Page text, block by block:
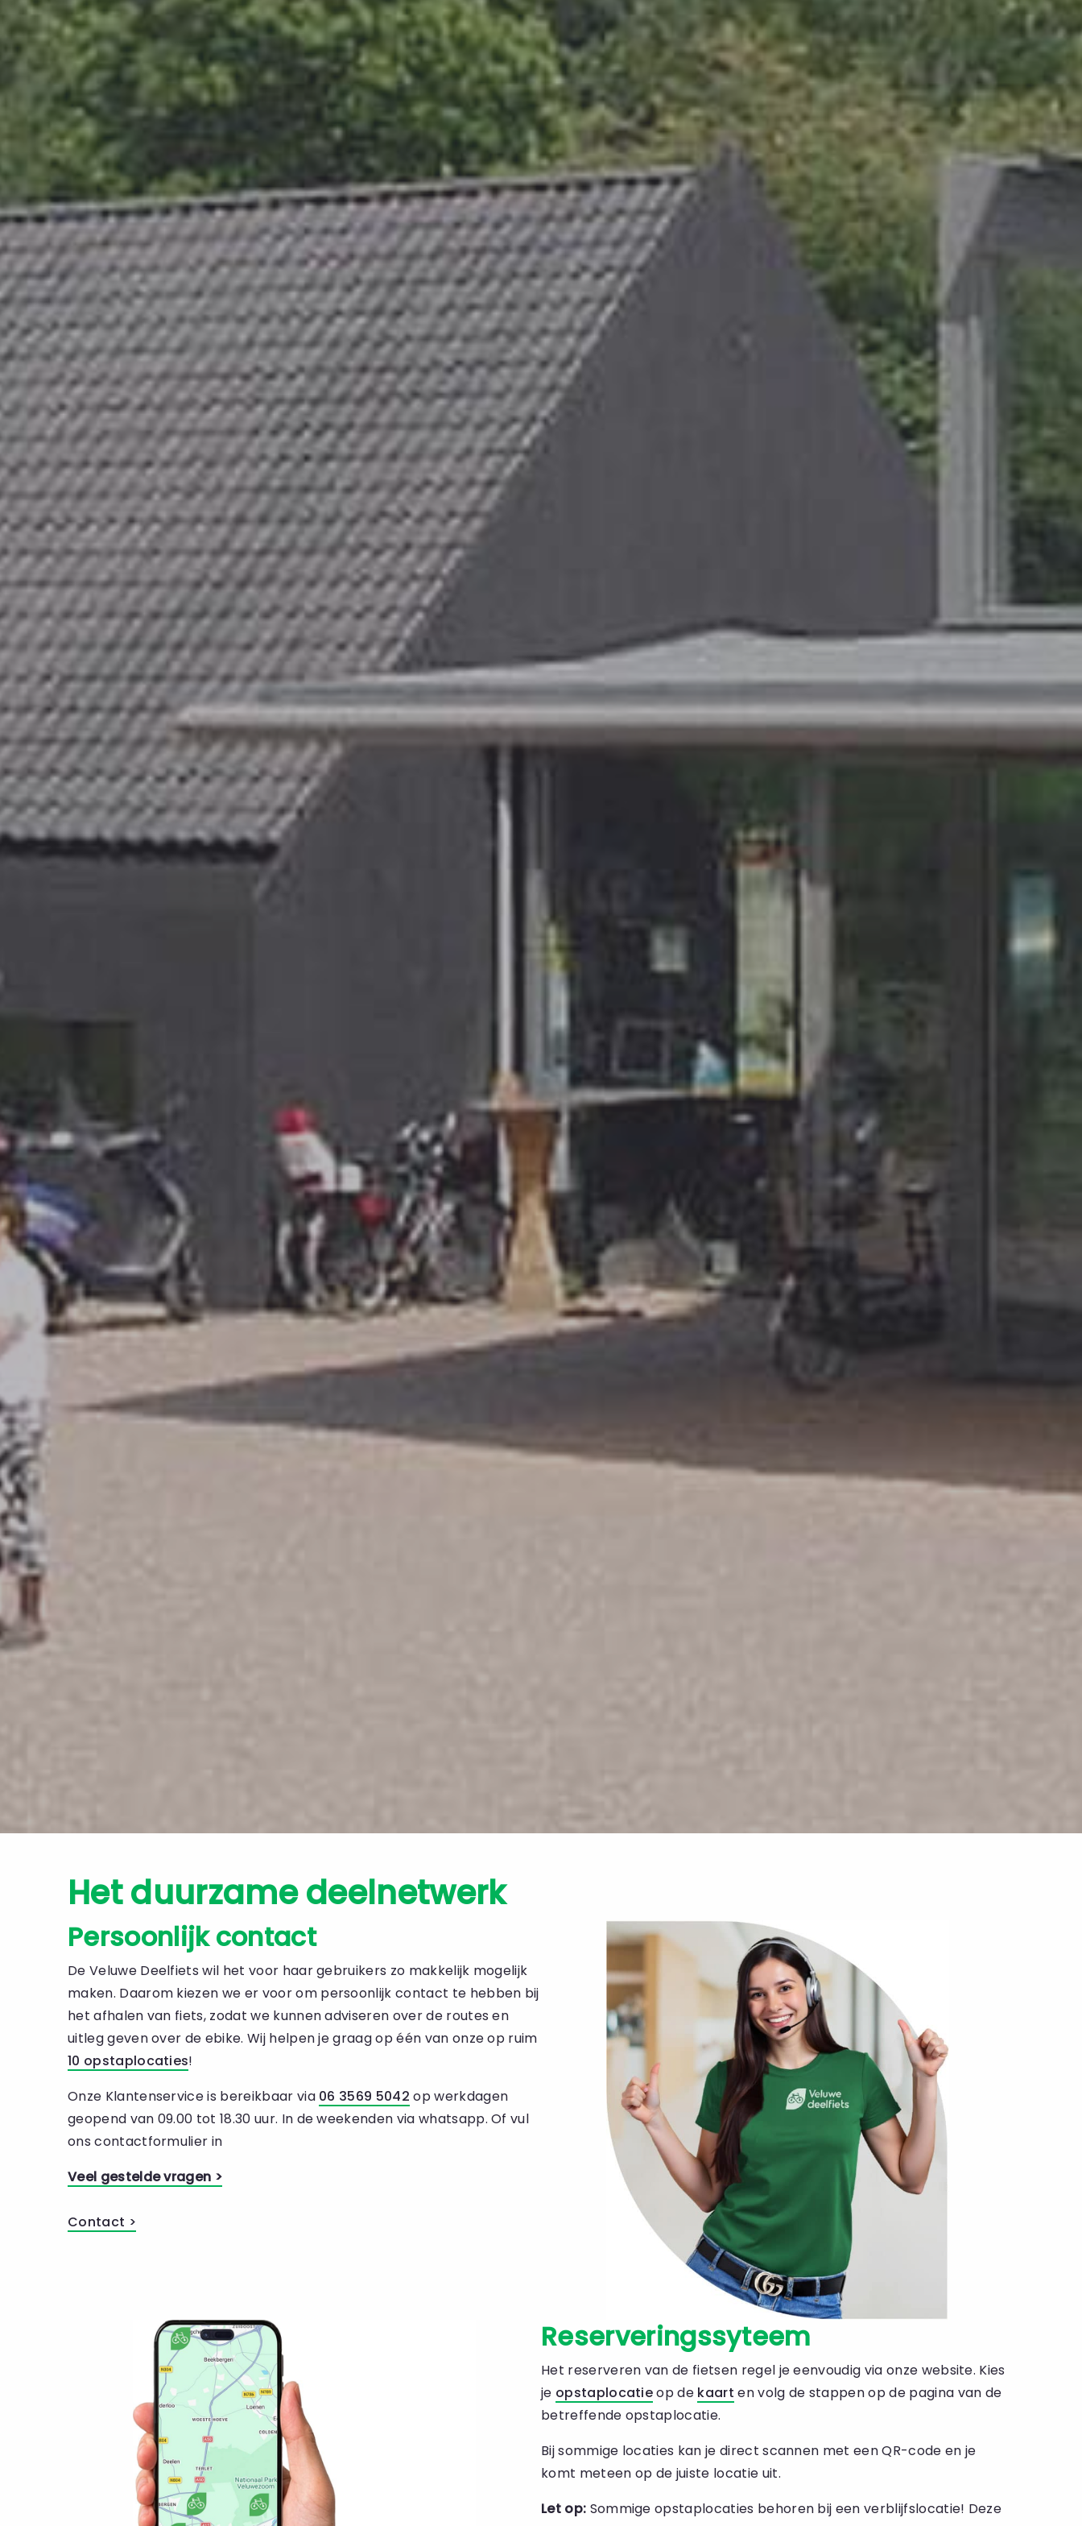
Het duurzame deelnetwerk
Persoonlijk contact
De Veluwe Deelfiets wil het voor haar gebruikers zo makkelijk mogelijk
maken. Daarom kiezen we er voor om persoonlijk contact te hebben bij
het afhalen van fiets, zodat we kunnen adviseren over de routes en
uitleg geven over de ebike. Wij helpen je graag op één van onze op ruim
10 opstaplocaties!
Onze Klantenservice is bereikbaar via 06 3569 5042 op werkdagen
geopend van 09.00 tot 18.30 uur. In de weekenden via whatsapp. Of vul
ons contactformulier in
Veel gestelde vragen >
Contact >
Reserveringssyteem
Het reserveren van de fietsen regel je eenvoudig via onze website. Kies
je opstaplocatieop de kaart en volg de stappen op de pagina van de
betreffende opstaplocatie.
Bij sommige locaties kan je direct scannen met een QR-code en je
komt meteen op de juiste locatie uit.
Let op: Sommige opstaplocaties behoren bij een verblijfslocatie! Deze